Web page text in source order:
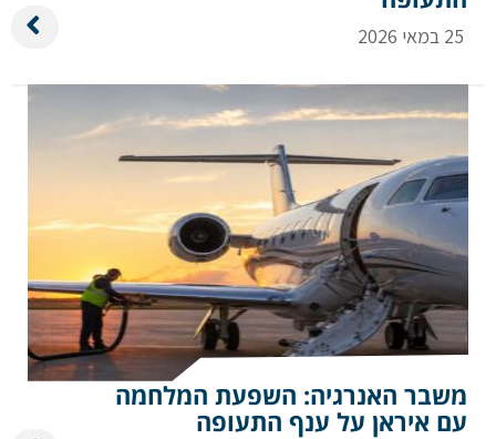
25 במאי 2026
משבר האנרגיה: השפעת המלחמה
עם איראן על ענף התעופה